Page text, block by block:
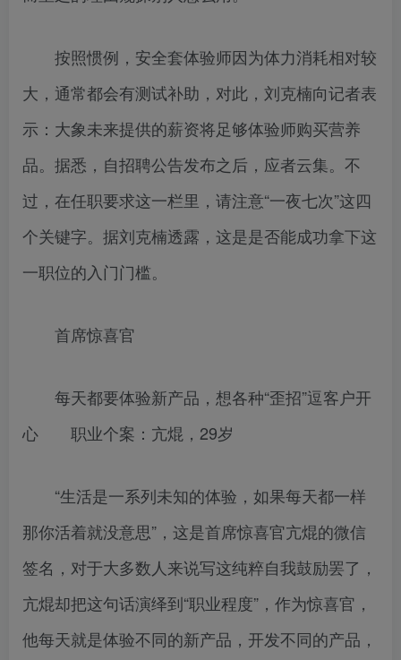
按照惯例，安全套体验师因为体力消耗相对较
大，通常都会有测试补助，对此，刘克楠向记者表
示：大象未来提供的薪资将足够体验师购买营养
品。据悉，自招聘公告发布之后，应者云集。不
过，在任职要求这一栏里，请注意“一夜七次”这四
个关键字。据刘克楠透露，这是是否能成功拿下这
一职位的入门门槛。
首席惊喜官
每天都要体验新产品，想各种“歪招”逗客户开
心 职业个案：亢焜，29岁
“生活是一系列未知的体验，如果每天都一样
那你活着就没意思”，这是首席惊喜官亢焜的微信
签名，对于大多数人来说写这纯粹自我鼓励罢了，
亢焜却把这句话演绎到“职业程度”，作为惊喜官，
他每天就是体验不同的新产品，开发不同的产品，